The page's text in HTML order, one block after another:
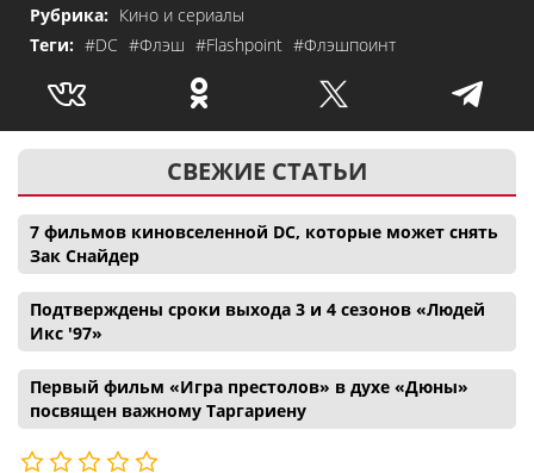
Рубрика: Кино и сериалы
Теги: #DC #Флэш #Flashpoint #Флэшпоинт
СВЕЖИЕ СТАТЬИ
7 фильмов киновселенной DC, которые может снять
Зак Снайдер
Подтверждены сроки выхода 3 и 4 сезонов «Людей
Икс '97»
Первый фильм «Игра престолов» в духе «Дюны»
посвящен важному Таргариену